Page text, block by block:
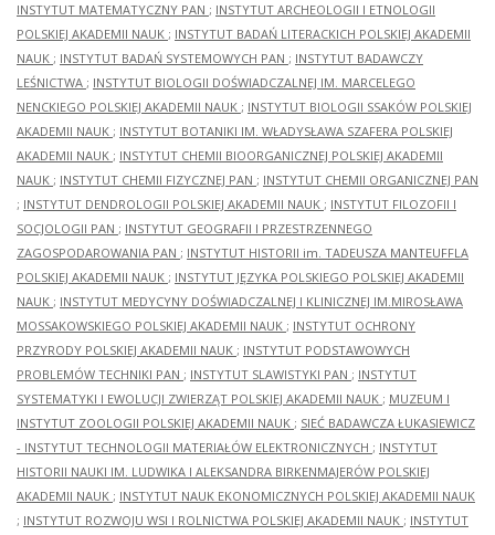
INSTYTUT MATEMATYCZNY PAN ; INSTYTUT ARCHEOLOGII I ETNOLOGII
POLSKIEJ AKADEMII NAUK ; INSTYTUT BADAŃ LITERACKICH POLSKIEJ AKADEMII
NAUK ; INSTYTUT BADAŃ SYSTEMOWYCH PAN ; INSTYTUT BADAWCZY
LEŚNICTWA ; INSTYTUT BIOLOGII DOŚWIADCZALNEJ IM. MARCELEGO
NENCKIEGO POLSKIEJ AKADEMII NAUK ; INSTYTUT BIOLOGII SSAKÓW POLSKIEJ
AKADEMII NAUK ; INSTYTUT BOTANIKI IM. WŁADYSŁAWA SZAFERA POLSKIEJ
AKADEMII NAUK ; INSTYTUT CHEMII BIOORGANICZNEJ POLSKIEJ AKADEMII
NAUK ; INSTYTUT CHEMII FIZYCZNEJ PAN ; INSTYTUT CHEMII ORGANICZNEJ PAN
; INSTYTUT DENDROLOGII POLSKIEJ AKADEMII NAUK ; INSTYTUT FILOZOFII I
SOCJOLOGII PAN ; INSTYTUT GEOGRAFII I PRZESTRZENNEGO
ZAGOSPODAROWANIA PAN ; INSTYTUT HISTORII im. TADEUSZA MANTEUFFLA
POLSKIEJ AKADEMII NAUK ; INSTYTUT JĘZYKA POLSKIEGO POLSKIEJ AKADEMII
NAUK ; INSTYTUT MEDYCYNY DOŚWIADCZALNEJ I KLINICZNEJ IM.MIROSŁAWA
MOSSAKOWSKIEGO POLSKIEJ AKADEMII NAUK ; INSTYTUT OCHRONY
PRZYRODY POLSKIEJ AKADEMII NAUK ; INSTYTUT PODSTAWOWYCH
PROBLEMÓW TECHNIKI PAN ; INSTYTUT SLAWISTYKI PAN ; INSTYTUT
SYSTEMATYKI I EWOLUCJI ZWIERZĄT POLSKIEJ AKADEMII NAUK ; MUZEUM I
INSTYTUT ZOOLOGII POLSKIEJ AKADEMII NAUK ; SIEĆ BADAWCZA ŁUKASIEWICZ
- INSTYTUT TECHNOLOGII MATERIAŁÓW ELEKTRONICZNYCH ; INSTYTUT
HISTORII NAUKI IM. LUDWIKA I ALEKSANDRA BIRKENMAJERÓW POLSKIEJ
AKADEMII NAUK ; INSTYTUT NAUK EKONOMICZNYCH POLSKIEJ AKADEMII NAUK
; INSTYTUT ROZWOJU WSI I ROLNICTWA POLSKIEJ AKADEMII NAUK ; INSTYTUT